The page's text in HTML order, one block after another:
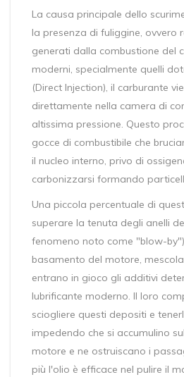
La causa principale dello
la presenza di fuliggine, ovvero
generati dalla combustione del
moderni, specialmente quelli
(Direct Injection), il carburante
direttamente nella camera di
altissima pressione. Questo
gocce di combustibile che
il nucleo interno, privo di
carbonizzarsi formando
Una piccola percentuale di
superare la tenuta degli anelli
fenomeno noto come "blow-
basamento del motore,
entrano in gioco gli additivi
lubrificante moderno. Il loro
sciogliere questi depositi e
impedendo che si accumulino
motore e ne ostruiscano i
più l'olio è efficace nel pulire il